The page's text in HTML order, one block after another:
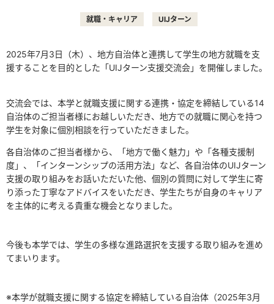
就職・キャリア UIJターン
2025年7月3日（木）、地方自治体と連携して学生の地方就職を支
援することを目的とした「UIJターン支援交流会」を開催しました。
交流会では、本学と就職支援に関する連携・協定を締結している14
自治体のご担当者様にお越しいただき、地方での就職に関心を持つ
学生を対象に個別相談を行っていただきました。
各自治体のご担当者様から、「地方で働く魅力」や「各種支援制
度」、「インターンシップの活用方法」など、各自治体のUIJターン
支援の取り組みをお話いただいた他、個別の質問に対して学生に寄
り添った丁寧なアドバイスをいただき、学生たちが自身のキャリア
を主体的に考える貴重な機会となりました。
今後も本学では、学生の多様な進路選択を支援する取り組みを進め
てまいります。
※本学が就職支援に関する協定を締結している自治体（2025年3月